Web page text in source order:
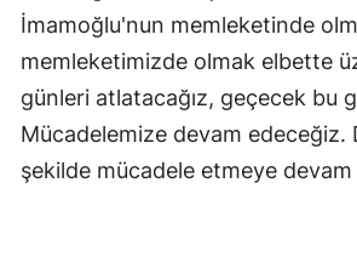
İmamoğlu'nun memleketinde
memleketimizde olmak elbette
günleri atlatacağız, geçecek bu
Mücadelemize devam edeceğiz.
şekilde mücadele etmeye